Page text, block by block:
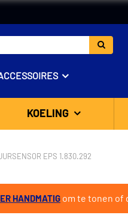
KOELING
EPS 1.830.292
HANDMATIG om te tonen of